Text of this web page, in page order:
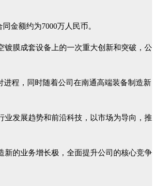
金额约为7000万人民币。
镀膜成套设备上的一次重大创新和突破，公
程，同时随着公司在南通高端装备制造新
业发展趋势和前沿科技，以市场为导向，推
新的业务增长极，全面提升公司的核心竞争